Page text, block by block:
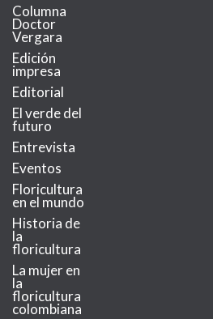
Columna
Doctor
Vergara
Edición
impresa
Editorial
El verde del
futuro
Entrevista
Eventos
Floricultura
en el mundo
Historia de
la
floricultura
La mujer en
la
floricultura
colombiana